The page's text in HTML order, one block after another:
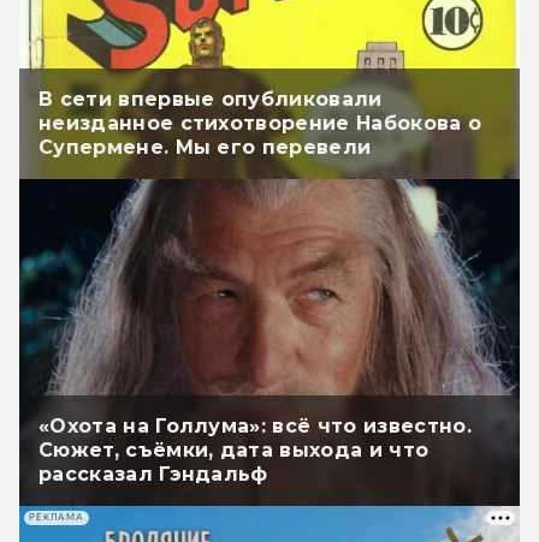
В сети впервые опубликовали
неизданное стихотворение Набокова о
Супермене. Мы его перевели
«Охота на Голлума»: всё что известно.
Сюжет, съёмки, дата выхода и что
рассказал Гэндальф
РЕКЛАМА